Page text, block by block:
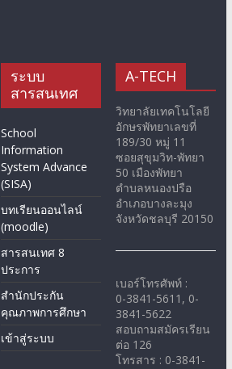
ระบบ
สารสนเทศ
School
Information
System Advance
(SISA)
บทเรียนออนไลน์
(moodle)
สารสนเทศ 8
ประการ
สำนักประกัน
คุณภาพการศึกษา
เข้าสู่ระบบ
A-TECH
วิทยาลัยเทคโนโลยี
อักษรพัทยาเลขที่
189/30 หมู่ 11
ซอยสุขุมวิท-พัทยา
50 เมืองพัทยา
ตำบลหนองปรือ
อำเภอบางละมุง
จังหวัดชลบุรี 20150
เบอร์โทรศัพท์ :
0-3841-5611, 0-
3841-5622
สอบถามสมัครเรียน
ต่อ 126
โทรสาร : 0-3841-